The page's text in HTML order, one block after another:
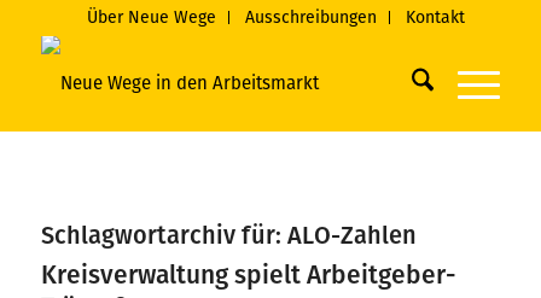
Über Neue Wege Ausschreibungen Kontakt
Schlagwortarchiv für: ALO-Zahlen
Kreisverwaltung spielt Arbeitgeber-